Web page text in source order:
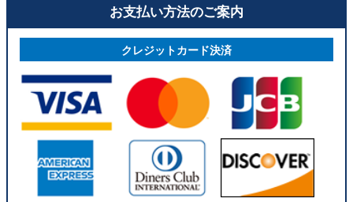
お支払い方法のご案内
クレジットカード決済